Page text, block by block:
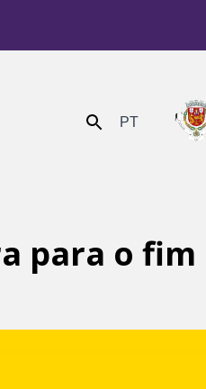
Enviar PT
para o fim